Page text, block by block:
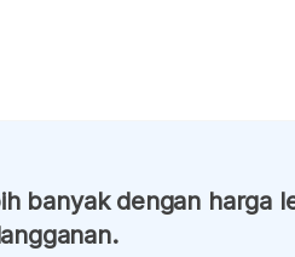
banyak dengan harga